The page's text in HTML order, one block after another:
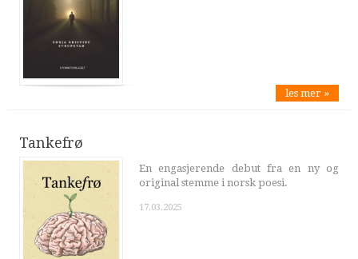
les mer »
Tankefrø
En engasjerende debut fra en ny og
original stemme i norsk poesi.
17.03.2025